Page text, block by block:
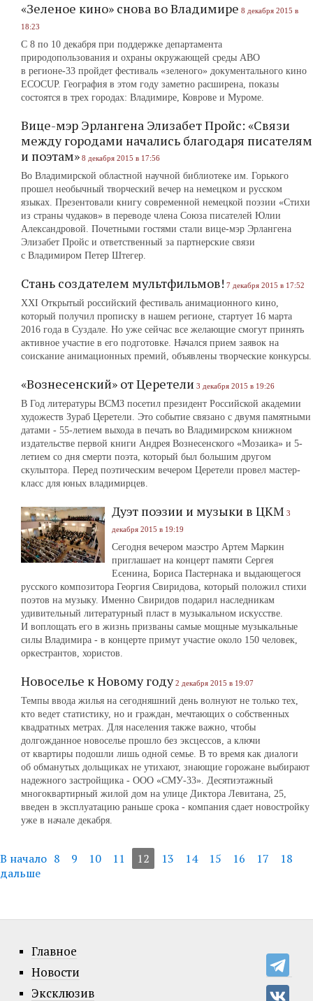
«Зеленое кино» снова во Владимире 8 декабря 2015 в
18:23
С 8 по 10 декабря при поддержке департамента
природопользования и охраны окружающей среды АВО
в регионе-33 пройдет фестиваль «зеленого» документального кино
ECOCUP. География в этом году заметно расширена, показы
состоятся в трех городах: Владимире, Коврове и Муроме.
Вице-мэр Эрлангена Элизабет Пройс: «Связи
между городами начались благодаря писателям
и поэтам» 8 декабря 2015 в 17:56
Во Владимирской областной научной библиотеке им. Горького
прошел необычный творческий вечер на немецком и русском
языках. Презентовали книгу современной немецкой поэзии «Стихи
из страны чудаков» в переводе члена Союза писателей Юлии
Александровой. Почетными гостями стали вице-мэр Эрлангена
Элизабет Пройс и ответственный за партнерские связи
с Владимиром Петер Штегер.
Стань создателем мультфильмов! 7 декабря 2015 в 17:52
XXI Открытый российский фестиваль анимационного кино,
который получил прописку в нашем регионе, стартует 16 марта
2016 года в Суздале. Но уже сейчас все желающие смогут принять
активное участие в его подготовке. Начался прием заявок на
соискание анимационных премий, объявлены творческие конкурсы.
«Вознесенский» от Церетели 3 декабря 2015 в 19:26
В Год литературы ВСМЗ посетил президент Российской академии
художеств Зураб Церетели. Это событие связано с двумя памятными
датами ‑ 55-летием выхода в печать во Владимирском книжном
издательстве первой книги Андрея Вознесенского «Мозаика» и 5-
летием со дня смерти поэта, который был большим другом
скульптора. Перед поэтическим вечером Церетели провел мастер-
класс для юных владимирцев.
Дуэт поэзии и музыки в ЦКМ 3
декабря 2015 в 19:19
Сегодня вечером маэстро Артем Маркин
приглашает на концерт памяти Сергея
Есенина, Бориса Пастернака и выдающегося
русского композитора Георгия Свиридова, который положил стихи
поэтов на музыку. Именно Свиридов подарил наследникам
удивительный литературный пласт в музыкальном искусстве.
И воплощать его в жизнь призваны самые мощные музыкальные
силы Владимира - в концерте примут участие около 150 человек,
оркестрантов, хористов.
Новоселье к Новому году 2 декабря 2015 в 19:07
Темпы ввода жилья на сегодняшний день волнуют не только тех,
кто ведет статистику, но и граждан, мечтающих о собственных
квадратных метрах. Для населения также важно, чтобы
долгожданное новоселье прошло без эксцессов, а ключи
от квартиры подошли лишь одной семье. В то время как диалоги
об обманутых дольщиках не утихают, знающие горожане выбирают
надежного застройщика - ООО «СМУ-33». Десятиэтажный
многоквартирный жилой дом на улице Диктора Левитана, 25,
введен в эксплуатацию раньше срока - компания сдает новостройку
уже в начале декабря.
В начало 8 9 10 11 12 13 14 15 16 17
18
дальше
Главное
Новости
Эксклюзив